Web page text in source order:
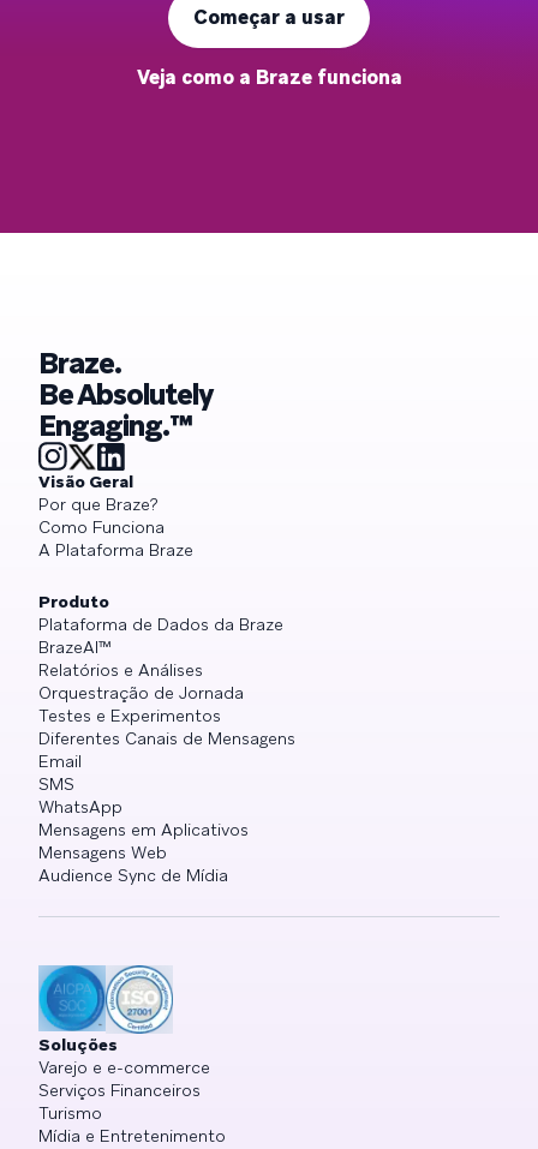
Começar a usar
Veja como a Braze funciona
Braze.
Be Absolutely
Engaging.™
Visão Geral
Por que Braze?
Como Funciona
A Plataforma Braze
Produto
Plataforma de Dados da Braze
BrazeAI™
Relatórios e Análises
Orquestração de Jornada
Testes e Experimentos
Diferentes Canais de Mensagens
Email
SMS
WhatsApp
Mensagens em Aplicativos
Mensagens Web
Audience Sync de Mídia
Soluções
Varejo e e-commerce
Serviços Financeiros
Turismo
Mídia e Entretenimento